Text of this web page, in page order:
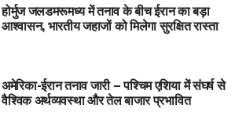
होर्मुज जलडमरूमध्य में तनाव के बीच ईरान का बड़ा
आश्वासन, भारतीय जहाजों को मिलेगा सुरक्षित रास्ता
अमेरिका-ईरान तनाव जारी – पश्चिम एशिया में संघर्ष से
वैश्विक अर्थव्यवस्था और तेल बाजार प्रभावित